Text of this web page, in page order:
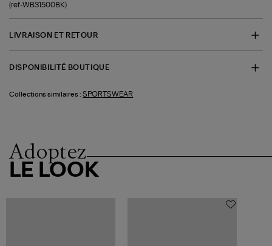
(ref-WB31500BK)
LIVRAISON ET RETOUR
DISPONIBILITÉ BOUTIQUE
Collections similaires : SPORTSWEAR
Adoptez
LE LOOK